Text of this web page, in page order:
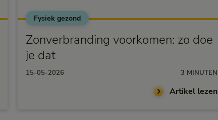
Fysiek gezond
Zonverbranding voorkomen: zo doe
je dat
15-05-2026 3 MINUTEN
Artikel lezen